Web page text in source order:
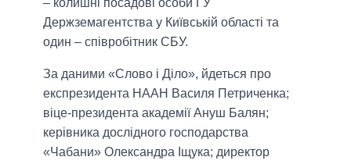
– колишні посадові особи ГУ
Держземагентства у Київській області та
один – співробітник СБУ.
За даними «Слово і Діло», йдеться про
експрезидента НААН Василя Петриченка;
віце-президента академії Ануш Балян;
керівника дослідного господарства
«Чабани» Олександра Іщука; директор